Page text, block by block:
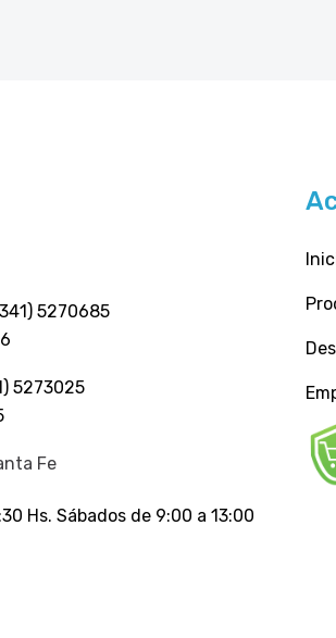
5270685
5273025
Fe
Hs. Sábados de 9:00 a 13:00